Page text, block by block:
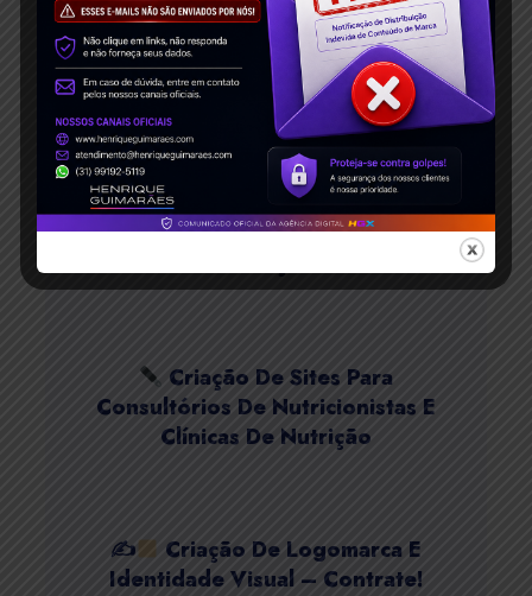
Criação De Sites De
Fotografia, Filmagem E
Fotógrafo(a)
Agência De Criação De Sites
Criação De Sites Para
Consultórios De Nutricionistas E
Clínicas De Nutrição
✍
Criação De Logomarca E
Identidade Visual – Contrate!